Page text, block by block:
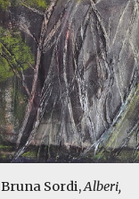
Bruna Sordi,Alberi,